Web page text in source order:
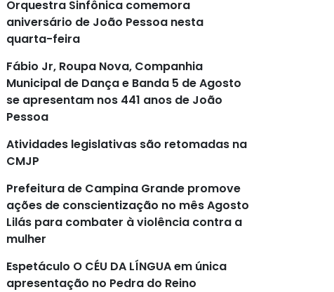
Orquestra Sinfônica comemora
aniversário de João Pessoa nesta
quarta-feira
Fábio Jr, Roupa Nova, Companhia
Municipal de Dança e Banda 5 de Agosto
se apresentam nos 441 anos de João
Pessoa
Atividades legislativas são retomadas na
CMJP
Prefeitura de Campina Grande promove
ações de conscientização no mês Agosto
Lilás para combater à violência contra a
mulher
Espetáculo O CÉU DA LÍNGUA em única
apresentação no Pedra do Reino